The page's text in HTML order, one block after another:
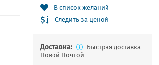
В список желаний
Следить за ценой
Доставка:
Быстрая доставка
Новой Почтой